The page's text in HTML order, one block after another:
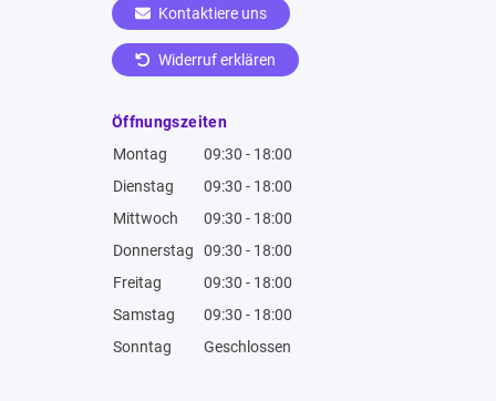
Kontaktiere uns
Widerruf erklären
Öffnungszeiten
Montag
09:30 - 18:00
Dienstag
09:30 - 18:00
Mittwoch
09:30 - 18:00
Donnerstag
09:30 - 18:00
Freitag
09:30 - 18:00
Samstag
09:30 - 18:00
Sonntag
Geschlossen